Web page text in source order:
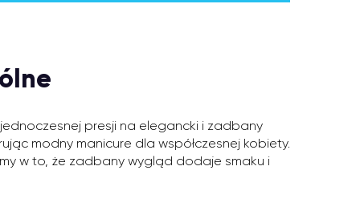
presji na elegancki i zadbany
modny manicure dla współczesnej kobiety.
w to, że zadbany wygląd dodaje smaku i